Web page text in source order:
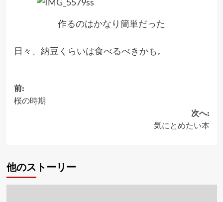
作るのはかなり簡単だった
日々、納豆くらいは食べるべきかも。
投
稿
ー
シ
前:
桜の時期
次へ:
気にとめたい本
他のストーリー